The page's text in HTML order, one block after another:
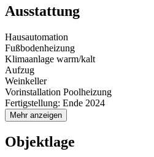
Ausstattung
Hausautomation
Fußbodenheizung
Klimaanlage warm/kalt
Aufzug
Weinkeller
Vorinstallation Poolheizung
Fertigstellung: Ende 2024
Mehr anzeigen
Objektlage